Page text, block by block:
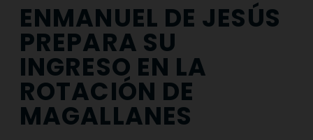
ENMANUEL DE JESÚS
PREPARA SU
INGRESO EN LA
ROTACIÓN DE
MAGALLANES